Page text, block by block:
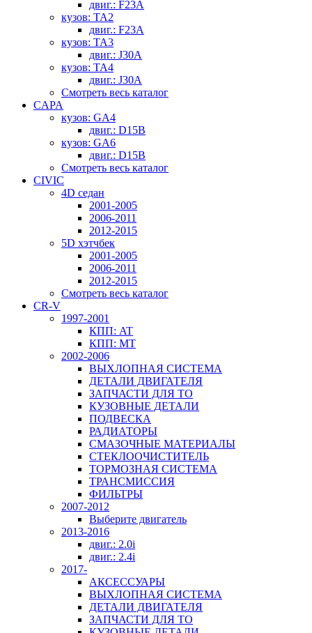
двиг.: F23A
кузов: TA2
двиг.: F23A
кузов: TA3
двиг.: J30A
кузов: TA4
двиг.: J30A
Смотреть весь каталог
CAPA
кузов: GA4
двиг.: D15B
кузов: GA6
двиг.: D15B
Смотреть весь каталог
CIVIC
4D седан
2001-2005
2006-2011
2012-2015
5D хэтчбек
2001-2005
2006-2011
2012-2015
Смотреть весь каталог
CR-V
1997-2001
КПП: AT
КПП: MT
2002-2006
ВЫХЛОПНАЯ СИСТЕМА
ДЕТАЛИ ДВИГАТЕЛЯ
ЗАПЧАСТИ ДЛЯ ТО
КУЗОВНЫЕ ДЕТАЛИ
ПОДВЕСКА
РАДИАТОРЫ
СМАЗОЧНЫЕ МАТЕРИАЛЫ
СТЕКЛООЧИСТИТЕЛЬ
ТОРМОЗНАЯ СИСТЕМА
ТРАНСМИССИЯ
ФИЛЬТРЫ
2007-2012
Выберите двигатель
2013-2016
двиг.: 2.0i
двиг.: 2.4i
2017-
АКСЕССУАРЫ
ВЫХЛОПНАЯ СИСТЕМА
ДЕТАЛИ ДВИГАТЕЛЯ
ЗАПЧАСТИ ДЛЯ ТО